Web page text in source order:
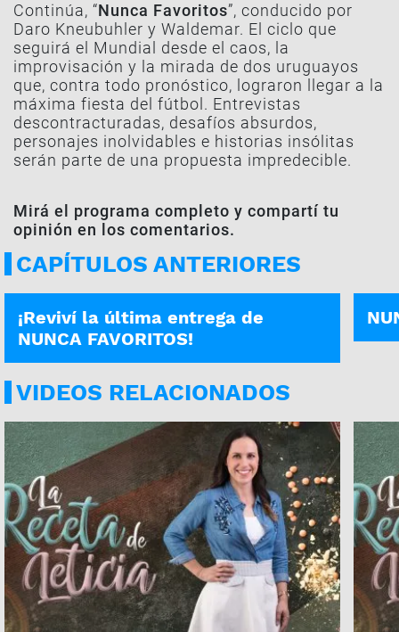
Continúa, “Nunca Favoritos”, conducido por
Daro Kneubuhler y Waldemar. El ciclo que
seguirá el Mundial desde el caos, la
improvisación y la mirada de dos uruguayos
que, contra todo pronóstico, lograron llegar a la
máxima fiesta del fútbol. Entrevistas
descontracturadas, desafíos absurdos,
personajes inolvidables e historias insólitas
serán parte de una propuesta impredecible.
Mirá el programa completo y compartí tu
opinión en los comentarios.
CAPÍTULOS ANTERIORES
NUNCA FAVORITOS | 10-07
¡Reviví la última entrega de
NUNCA FAVORITOS!
VIDEOS RELACIONADOS